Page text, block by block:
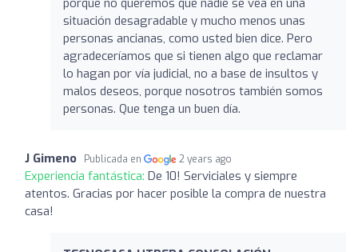
situación desagradable y mucho menos unas
personas ancianas, como usted bien dice. Pero
agradeceríamos que si tienen algo que reclamar
lo hagan por vía judicial, no a base de insultos y
malos deseos, porque nosotros también somos
personas. Que tenga un buen día.
J Gimeno Publicada en 2 years ago
Experiencia fantástica: De 10! Serviciales y siempre
atentos. Gracias por hacer posible la compra de nuestra
casa!